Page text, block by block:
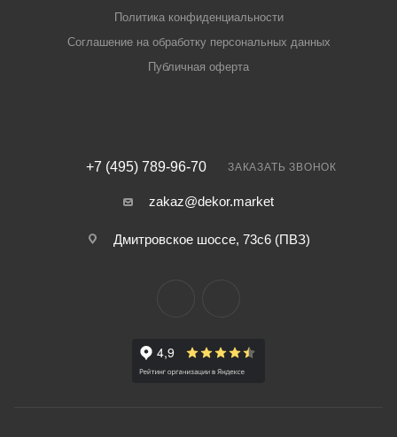
Политика конфиденциальности
Соглашение на обработку персональных данных
Публичная оферта
+7 (495) 789-96-70 ЗАКАЗАТЬ ЗВОНОК
zakaz@dekor.market
Дмитровское шоссе, 73с6 (ПВЗ)